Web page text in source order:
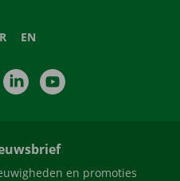
EN
InstagramLinkedIn
en promoties